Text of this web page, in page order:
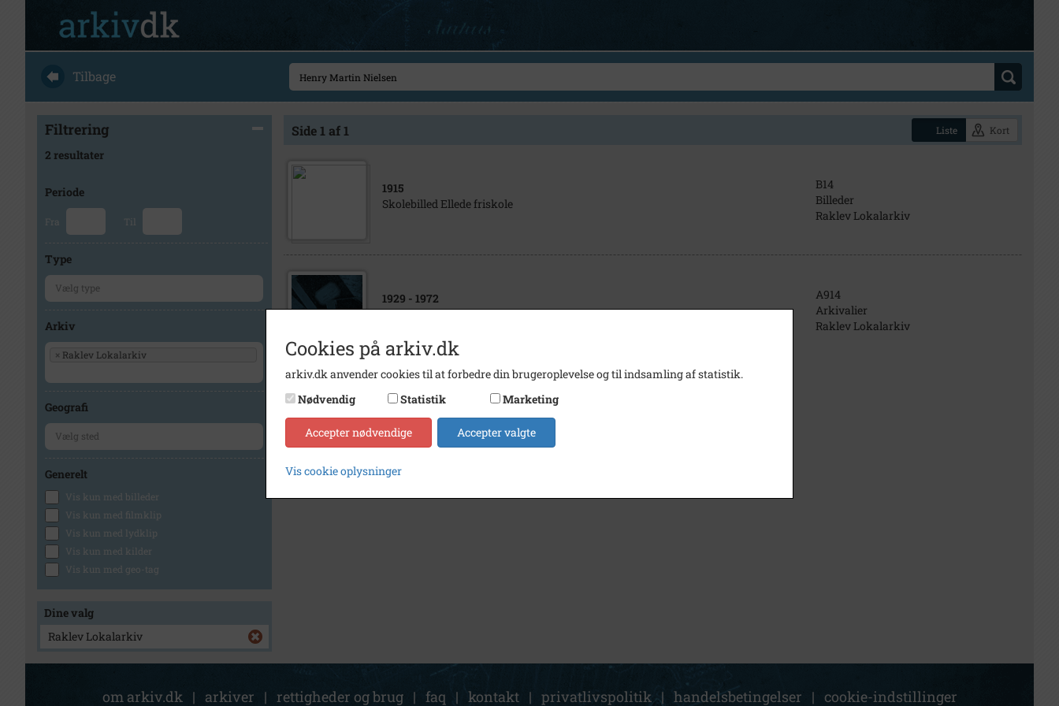
Tilbage
Filtrering
2 resultater
Periode
Fra Til
Type
Arkiv
× Raklev Lokalarkiv
Geografi
Generelt
Vis kun med billeder
Vis kun med filmklip
Vis kun med lydklip
Vis kun med kilder
Vis kun med geo-tag
Dine valg
Raklev Lokalarkiv
Side 1 af 1 Liste Kort
1915
Skolebilled Ellede friskole
B14
Billeder
Raklev Lokalarkiv
1929 - 1972
Div. skøder og pantebreve + skatteattest
A914
Arkivalier
Raklev Lokalarkiv
1
om arkiv.dk | arkiver | rettigheder og brug | faq | kontakt | privatlivspolitik | handelsbetingelser | cookie-indstillinger
Cookies på arkiv.dk
arkiv.dk anvender cookies til at forbedre din brugeroplevelse og til indsamling af statistik.
Nødvendig
Statistik Marketing
Accepter nødvendige Accepter valgte
Vis cookie oplysninger